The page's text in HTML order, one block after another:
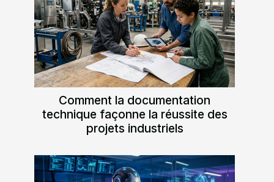
Comment la documentation
technique façonne la réussite des
projets industriels